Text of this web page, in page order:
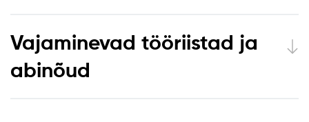
Vajaminevad tööriistad ja
abinõud